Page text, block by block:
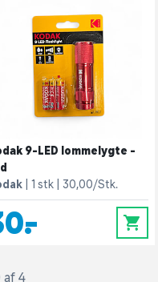
9-LED lommelygte -
1 stk 30,00/Stk.
0
af 4